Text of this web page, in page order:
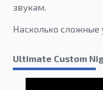
звукам.
Насколько сложные
Ultimate Custom